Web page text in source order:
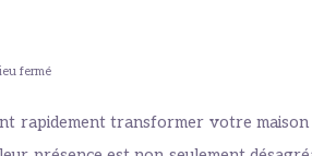
fermé
rapidement transformer votre